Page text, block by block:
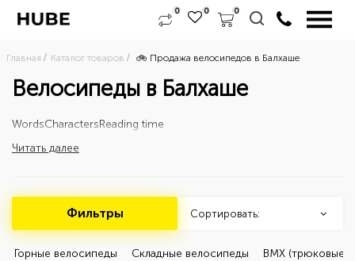
0 0 0
Главная Каталог товаров 🚲 Продажа велосипедов в Балхаше
Велосипеды в Балхаше
WordsCharactersReading time
Читать далее
Фильтры Сортировать:
Горные велосипеды Складные велосипеды BMX (трюковые)